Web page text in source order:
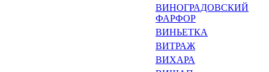
ВИНОГРАДОВСКИЙ
ФАРФОР
ВИНЬЕТКА
ВИТРАЖ
ВИХАРА